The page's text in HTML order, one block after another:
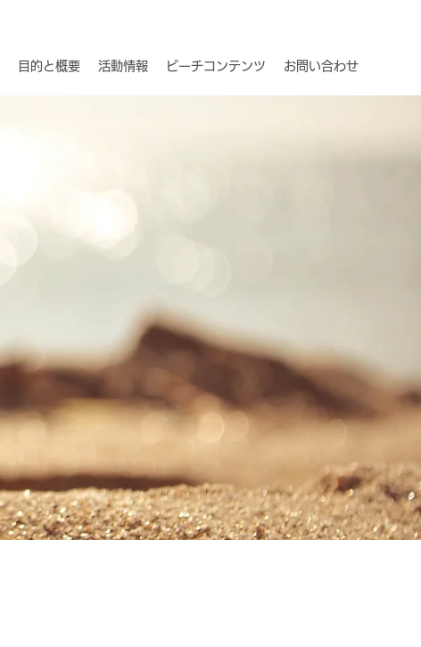
目的と概要 活動情報 ビーチコンテンツ お問い合わせ